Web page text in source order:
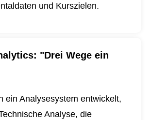
und Kurszielen.
: "Drei Wege ein
ein Analysesystem entwickelt,
Analyse, die